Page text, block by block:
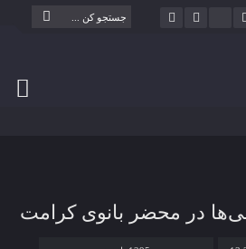
در محضر بانوی کرامت